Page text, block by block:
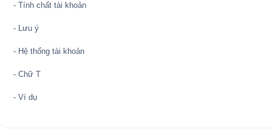
- Tính chất tài khoản
- Lưu ý
- Hệ thống tài khoản
- Chữ T
- Ví dụ